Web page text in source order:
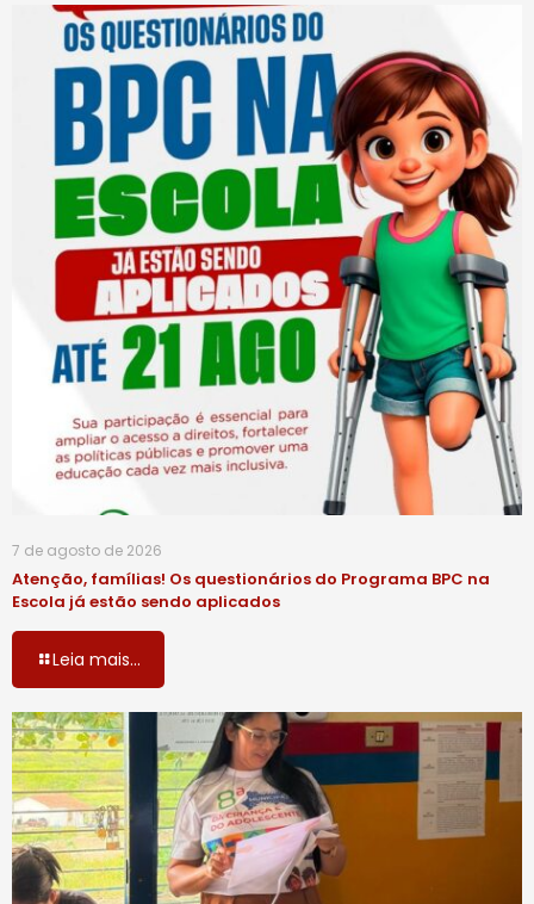
7 de agosto de 2026
Atenção, famílias! Os questionários do Programa BPC na
Escola já estão sendo aplicados
Leia mais...